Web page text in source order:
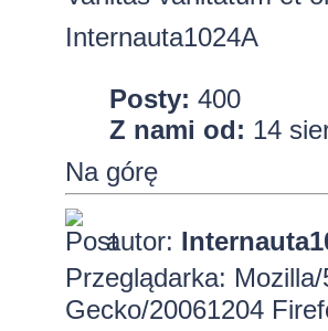
Internauta1024A
Posty: 400
Z nami od: 14
Na górę
autor:
Przeglądarka:
Gecko/20061204